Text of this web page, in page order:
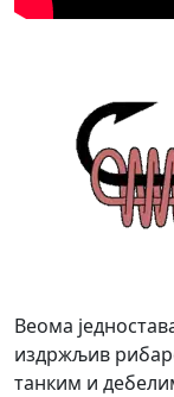
Веома
издржљив
танким и